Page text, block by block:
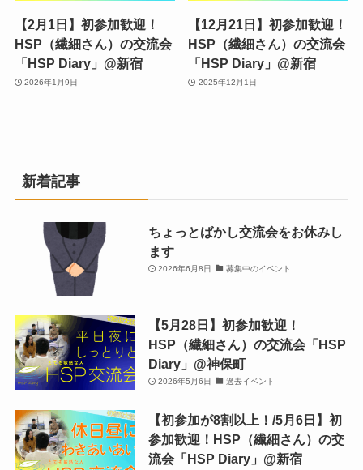
【2月1日】初参加歓迎！
HSP（繊細さん）の交流会
「HSP Diary」@新宿
2026年1月9日
【12月21日】初参加歓迎！
HSP（繊細さん）の交流会
「HSP Diary」@新宿
2025年12月1日
新着記事
ちょっとばかし交流会をお休みし
ます
2026年6月8日 募集中のイベント
【5月28日】初参加歓迎！
HSP（繊細さん）の交流会「HSP
Diary」@神保町
2026年5月6日 過去イベント
【初参加が8割以上！/5月6日】初
参加歓迎！HSP（繊細さん）の交
流会「HSP Diary」@新宿